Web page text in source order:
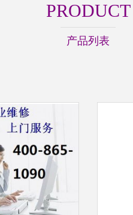
PRODUCT
产品列表